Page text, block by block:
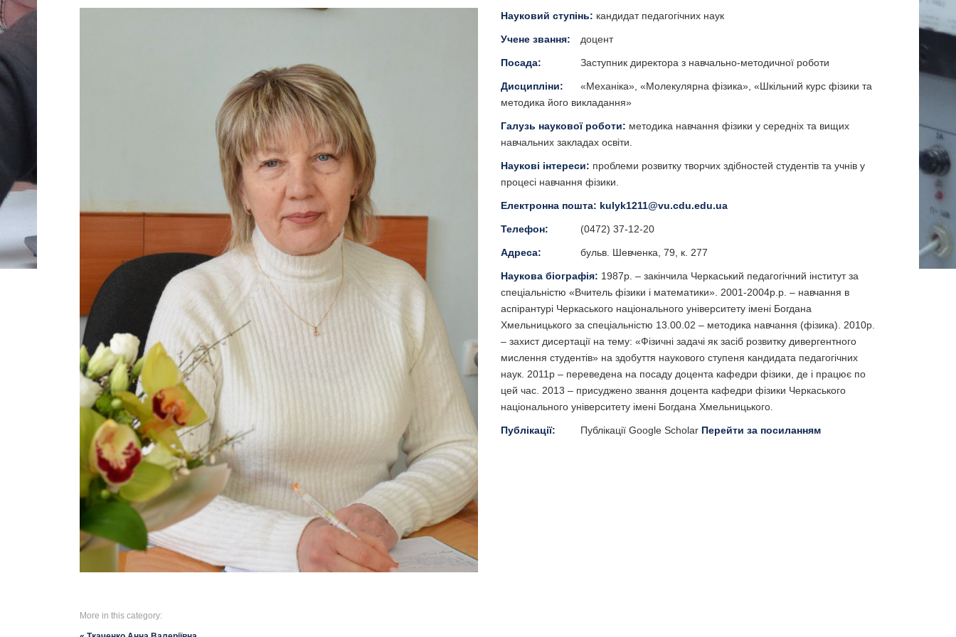
Науковий ступінь: кандидат педагогічних наук
Учене звання: доцент
Посада: Заступник директора з навчально-методичної роботи
Дисципліни:
«Механіка», «Молекулярна фізика», «Шкільний курс фізики та
методика його викладання»
Галузь наукової роботи: методика навчання фізики у середніх та вищих
навчальних закладах освіти.
Наукові інтереси: проблеми розвитку творчих здібностей студентів та учнів у
процесі навчання фізики.
Електронна пошта: kulyk1211@vu.cdu.edu.ua
Телефон: (0472) 37-12-20
Адреса: бульв. Шевченка, 79, к. 277
Наукова біографія: 1987р. – закінчила Черкаський педагогічний інститут за
спеціальністю «Вчитель фізики і математики». 2001-2004р.р. – навчання в
аспірантурі Черкаського національного університету імені Богдана
Хмельницького за спеціальністю 13.00.02 – методика навчання (фізика). 2010р.
– захист дисертації на тему: «Фізичні задачі як засіб розвитку дивергентного
мислення студентів» на здобуття наукового ступеня кандидата педагогічних
наук. 2011р – переведена на посаду доцента кафедри фізики, де і працює по
цей час. 2013 – присуджено звання доцента кафедри фізики Черкаського
національного університету імені Богдана Хмельницького.
Публікації: Публікації Google Scholar Перейти за посиланням
More in this category: